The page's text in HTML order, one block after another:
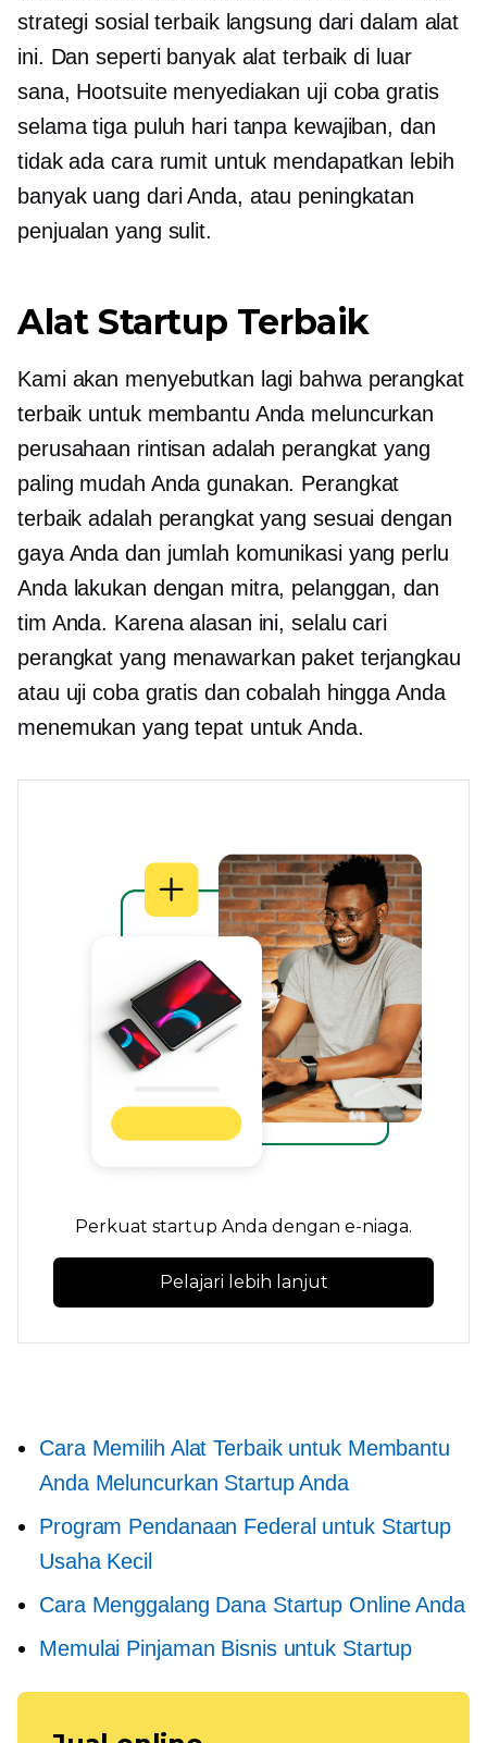
strategi sosial terbaik langsung dari dalam alat
ini. Dan seperti banyak alat terbaik di luar
sana, Hootsuite menyediakan uji coba gratis
selama tiga puluh hari tanpa kewajiban, dan
tidak ada cara rumit untuk mendapatkan lebih
banyak uang dari Anda, atau peningkatan
penjualan yang sulit.
Alat Startup Terbaik
Kami akan menyebutkan lagi bahwa perangkat
terbaik untuk membantu Anda meluncurkan
perusahaan rintisan adalah perangkat yang
paling mudah Anda gunakan. Perangkat
terbaik adalah perangkat yang sesuai dengan
gaya Anda dan jumlah komunikasi yang perlu
Anda lakukan dengan mitra, pelanggan, dan
tim Anda. Karena alasan ini, selalu cari
perangkat yang menawarkan paket terjangkau
atau uji coba gratis dan cobalah hingga Anda
menemukan yang tepat untuk Anda.
Perkuat startup Anda dengan e-niaga.
Pelajari lebih lanjut
Cara Memilih Alat Terbaik untuk Membantu
Anda Meluncurkan Startup Anda
Program Pendanaan Federal untuk Startup
Usaha Kecil
Cara Menggalang Dana Startup Online Anda
Memulai Pinjaman Bisnis untuk Startup